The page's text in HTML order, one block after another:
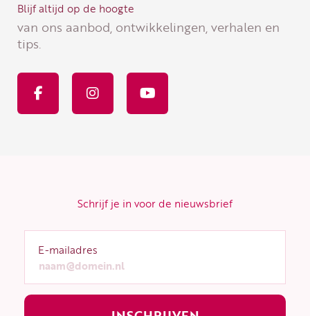
Blijf altijd op de hoogte
van ons aanbod, ontwikkelingen, verhalen en
tips.
F
a
c
e
I
n
t
Y
o
t
Schrijf je in voor de nieuwsbrief
E-mailadres